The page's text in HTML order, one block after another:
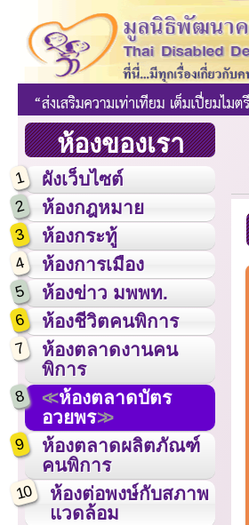
ห้องของเรา
1 ผังเว็บไซต์
2 ห้องกฎหมาย
3 ห้องกระทู้
4 ห้องการเมือง
5 ห้องข่าว มพพท.
6 ห้องชีวิตคนพิการ
7
ห้องตลาดงานคน
พิการ
8
ห้องตลาดบัตร
อวยพร
9
ห้องตลาดผลิตภัณฑ์
คนพิการ
10
ห้องต่อพงษ์กับสภาพ
แวดล้อม